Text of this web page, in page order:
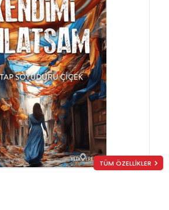
TÜM ÖZELLİKLER